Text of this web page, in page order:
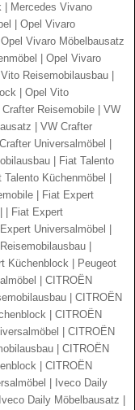
| Mercedes Vivano
| Opel Vivaro
Vivaro Möbelbausatz
| Opel Vivaro
Reisemobilausbau |
| Opel Vito
Reisemobile | VW
| VW Crafter
Universalmöbel |
| Fiat Talento
Küchenmöbel |
| Fiat Expert
| Fiat Expert
Universalmöbel |
|
Küchenblock | Peugeot
| CITROËN
| CITROËN
| CITROËN
| CITROËN
| CITROËN
| CITROËN
| Iveco Daily
Daily Möbelbausatz |